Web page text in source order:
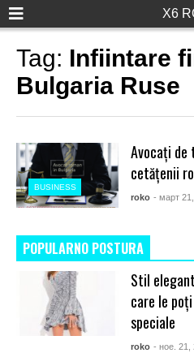
X6
Tag: Infiintare
Bulgaria Ruse
BUSINESS
Avocați de
cetățenii
roko - март
POPULARNO POSTURA
Stil
care le
speciale
roko - ное. 21,